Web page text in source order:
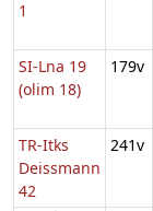
1
SI-Lna 19
(olim 18)
179v
TR-Itks
Deissmann
42
241v